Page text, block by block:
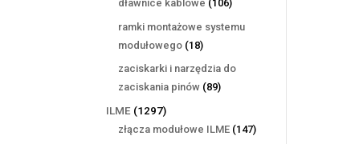
dławnice kablowe 106
ramki montażowe systemu
modułowego 1818
produktów
zaciskarki i narzędzia do
zaciskania pinów 8989
ILME 12971297
produktów
złącza modułowe ILME 147147